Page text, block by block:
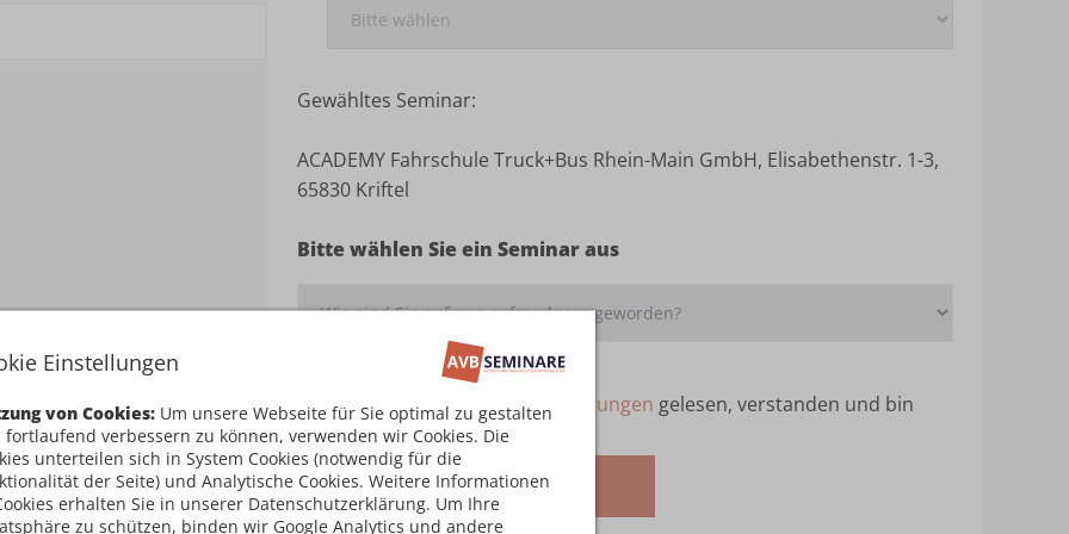
Einstellungen
von Cookies: Um unsere Webseite für Sie optimal zu gestalten
fortlaufend verbessern zu können, verwenden wir Cookies. Die
unterteilen sich in System Cookies (notwendig für die
der Seite) und Analytische Cookies. Weitere Informationen
erhalten Sie in unserer Datenschutzerklärung. Um Ihre
zu schützen, binden wir Google Analytics und andere
Gewähltes Seminar:
ACADEMY Fahrschule Truck+Bus Rhein-Main GmbH, Elisabethenstr. 1-3,
65830 Kriftel
Bitte wählen Sie ein Seminar aus
Ich habe dieTeilnahmebedingungen gelesen, verstanden und bin
damit einverstanden
Kostenpflichtig anmelden